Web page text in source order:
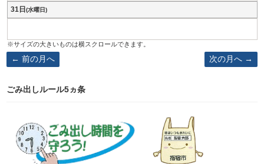
31日 (水曜日)
前の月へ 次の月へ
ごみ出しルール5ヵ条